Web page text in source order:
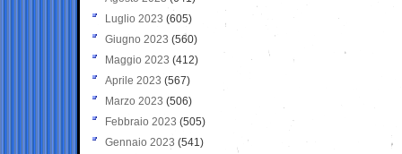
Luglio 2023 (605)
Giugno 2023 (560)
Maggio 2023 (412)
Aprile 2023 (567)
Marzo 2023 (506)
Febbraio 2023 (505)
Gennaio 2023 (541)